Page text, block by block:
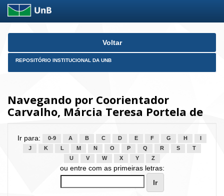
Skip
Voltar
REPOSITÓRIO INSTITUCIONAL DA UNB
Navegando por Coorientador
Carvalho, Márcia Teresa Portela de
Ir para: 0-9 A B C D E F G H
J
K L M N O P Q R S
T
U
V W X Y Z
ou entre com as primeiras letras: